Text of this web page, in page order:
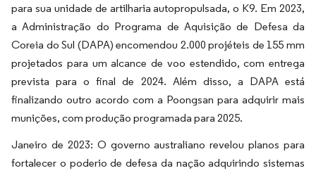
para sua unidade de artilharia autopropulsada, o K9. Em 2023,
a Administração do Programa de Aquisição de Defesa da
Coreia do Sul (DAPA) encomendou 2.000 projéteis de 155 mm
projetados para um alcance de voo estendido, com entrega
prevista para o final de 2024. Além disso, a DAPA está
finalizando outro acordo com a Poongsan para adquirir mais
munições, com produção programada para 2025.
Janeiro de 2023: O governo australiano revelou planos para
fortalecer o poderio de defesa da nação adquirindo sistemas